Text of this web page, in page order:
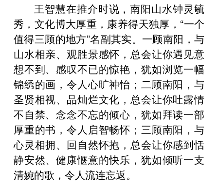
王智慧在推介时说，南阳山水钟灵毓
秀，文化博大厚重，康养得天独厚，“一个
值得三顾的地方”名副其实。一顾南阳，与
山水相亲、观胜景感怀，总会让你遇见意
想不到、感叹不已的惊艳，犹如浏览一幅
锦绣的画，令人心旷神怡；二顾南阳，与
圣贤相视、品灿烂文化，总会让你吐露情
不自禁、念念不忘的倾心，犹如拜读一部
厚重的书，令人启智畅怀；三顾南阳，与
心灵相拥、回自然怀抱，总会让你感到恬
静安然、健康惬意的快乐，犹如倾听一支
清婉的歌，令人流连忘返。